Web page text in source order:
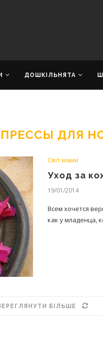
ДОШКІЛЬНЯТА
ДЛЯ
Світ мами
Уход за
19/01/2014
Всем хочется
как у младенца,
БІЛЬШЕ